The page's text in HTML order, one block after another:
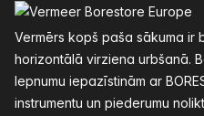
Vermērs kopš paša sākuma ir
horizontālā virziena urbšanā.
lepnumu iepazīstinām ar
instrumentu un piederumu